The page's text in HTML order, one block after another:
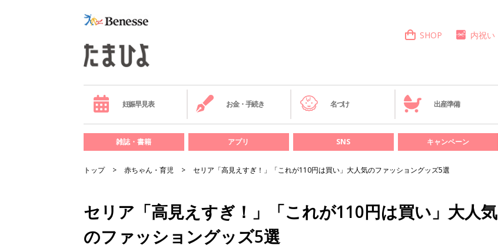
SHOP 内祝い
妊娠早見表 お金・手続き 名づけ 出産準備
雑誌・書籍 アプリ SNS キャンペーン
トップ 赤ちゃん・育児 セリア「高見えすぎ！」「これが110円は買い」大人気のファッショングッズ5選
セリア「高見えすぎ！」「これが110円は買い」大人気
のファッショングッズ5選